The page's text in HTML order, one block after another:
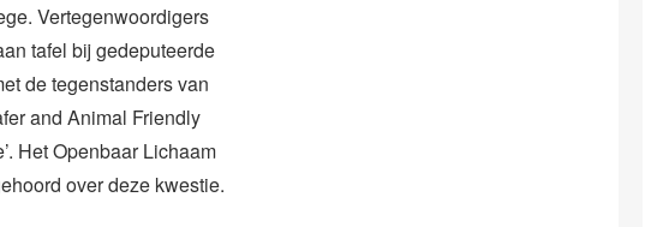
Vertegenwoordigers
tafel bij gedeputeerde
de tegenstanders van
and Animal Friendly
Het Openbaar Lichaam
over deze kwestie.